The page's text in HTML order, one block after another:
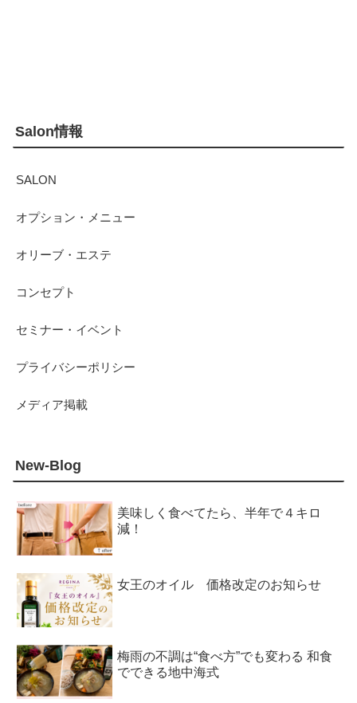
Salon情報
SALON
オプション・メニュー
オリーブ・エステ
コンセプト
セミナー・イベント
プライバシーポリシー
メディア掲載
New-Blog
美味しく食べてたら、半年で４キロ
減！
女王のオイル 価格改定のお知らせ
梅雨の不調は“食べ方”でも変わる 和食
でできる地中海式